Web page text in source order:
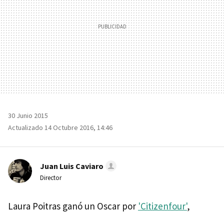
30 Junio 2015
Actualizado 14 Octubre 2016, 14:46
Juan Luis Caviaro
Director
Laura Poitras ganó un Oscar por 'Citizenfour',